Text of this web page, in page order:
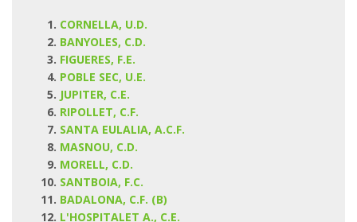
CORNELLA, U.D.
BANYOLES, C.D.
FIGUERES, F.E.
POBLE SEC, U.E.
JUPITER, C.E.
RIPOLLET, C.F.
SANTA EULALIA, A.C.F.
MASNOU, C.D.
MORELL, C.D.
SANTBOIA, F.C.
BADALONA, C.F. (B)
L'HOSPITALET A., C.E.